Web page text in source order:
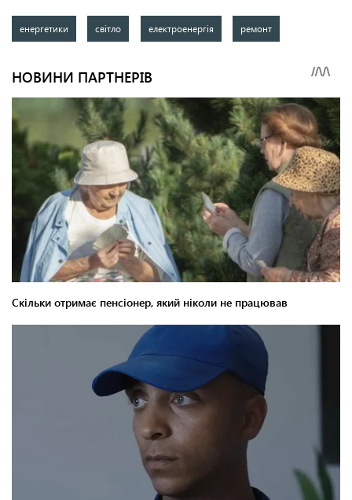
енергетики світло електроенергія ремонт